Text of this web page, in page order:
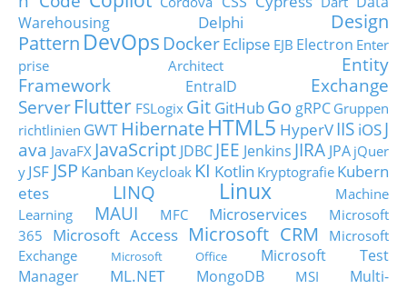
Warehousing
Delphi
Design
Pattern DevOps DockerEclipse EJB Electron Enter
prise Architect
Entity
Framework
EntraID
Exchange
Server Flutter FSLogix Git GitHubGo gRPC Gruppen
richtlinien GWT HibernateHTML5 HyperVIIS iOSJ
ava JavaFX JavaScript JDBC JEE Jenkins JIRA JPA jQuer
y JSF JSP Kanban Keycloak KI Kotlin Kryptografie Kubern
etes
LINQ Linux
Machine
Learning
MAUI MFC Microservices
Microsoft
365
Microsoft Access Microsoft CRM
Microsoft
Exchange
Microsoft Office
Microsoft Test
Manager
ML.NET MongoDB MSI
Multi-